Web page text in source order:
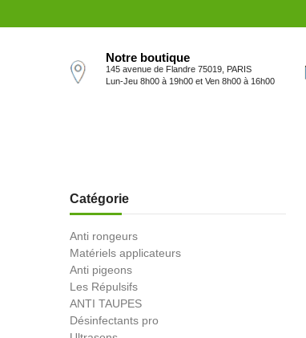
Notre boutique
145 avenue de Flandre 75019, PARIS
Lun-Jeu 8h00 à 19h00 et Ven 8h00 à 16h00
Catégorie
Anti rongeurs
Matériels applicateurs
Anti pigeons
Les Répulsifs
ANTI TAUPES
Désinfectants pro